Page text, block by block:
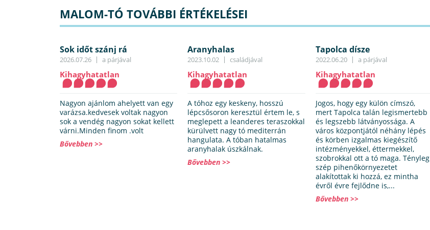
MALOM-TÓ TOVÁBBI ÉRTÉKELÉSEI
Sok időt szánj rá
2026.07.26 a párjával
Kihagyhatatlan
Nagyon ajánlom ahelyett van egy
varázsa.kedvesek voltak nagyon
sok a vendég nagyon sokat kellett
várni.Minden finom .volt
Bővebben >>
Aranyhalas
2023.10.02 családjával
Kihagyhatatlan
A tóhoz egy keskeny, hosszú
lépcsősoron keresztül értem le, s
meglepett a leanderes teraszokkal
kürülvett nagy tó mediterrán
hangulata. A tóban hatalmas
aranyhalak úszkálnak.
Bővebben >>
Tapolca dísze
2022.06.20 a párjával
Kihagyhatatlan
Jogos, hogy egy külön címszó,
mert Tapolca talán legismertebb
és legszebb látványossága. A
város központjától néhány lépés
és körben izgalmas kiegészítő
intézményekkel, éttermekkel,
szobrokkal ott a tó maga. Tényleg
szép pihenőkörnyezetet
alakítottak ki hozzá, ez mintha
évről évre fejlődne is,...
Bővebben >>